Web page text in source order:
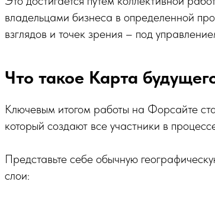
владельцами бизнеса в определенной
взглядов и точек зрения – под
Что такое Карта
Ключевым итогом работы на Форсайте
который создают все участники в
Представьте себе обычную
слои: